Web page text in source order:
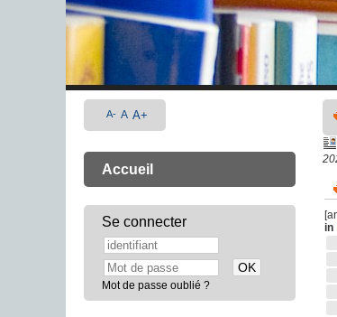
in
A- A A+
Accueil
Se connecter
Mot de passe oublié ?